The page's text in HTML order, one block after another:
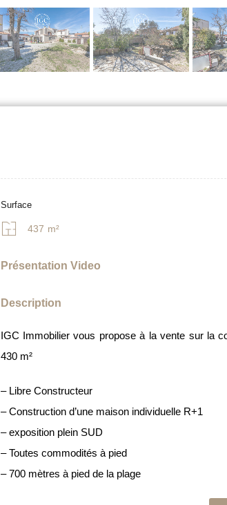
Surface
437 m²
Présentation Video
Description
IGC Immobilier vous propose à la vente sur la
430 m²
– Libre Constructeur
– Construction d’une maison individuelle R+1
– exposition plein SUD
– Toutes commodités à pied
– 700 mètres à pied de la plage